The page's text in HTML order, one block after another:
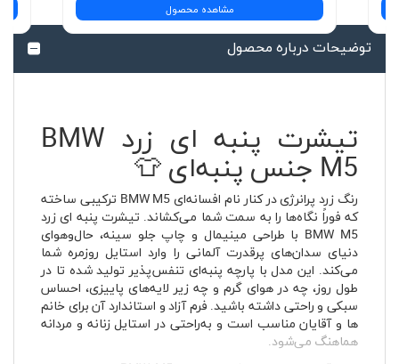
مشاهده محصول
توضیحات درباره محصول
تیشرت پنبه ای زرد BMW
M5 جنس پنبه‌ای 👕
رنگ زرد پرانرژی در کنار نام افسانه‌ای BMW M5 ترکیبی ساخته
که فوراً نگاه‌ها را به سمت شما می‌کشاند. تیشرت پنبه ای زرد
BMW M5 با طراحی مینیمال و چاپ جلو سینه، حال‌وهوای
دنیای سدان‌های پرقدرت آلمانی را وارد استایل روزمره شما
می‌کند. این مدل با پارچه پنبه‌ای تنفس‌پذیر تولید شده تا در
طول روز، چه در هوای گرم و چه زیر لایه‌های پاییزی، احساس
سبکی و راحتی داشته باشید. فرم آزاد و استاندارد آن برای خانم
ها و آقایان مناسب است و به‌راحتی در استایل زنانه و مردانه
هماهنگ می‌شود.